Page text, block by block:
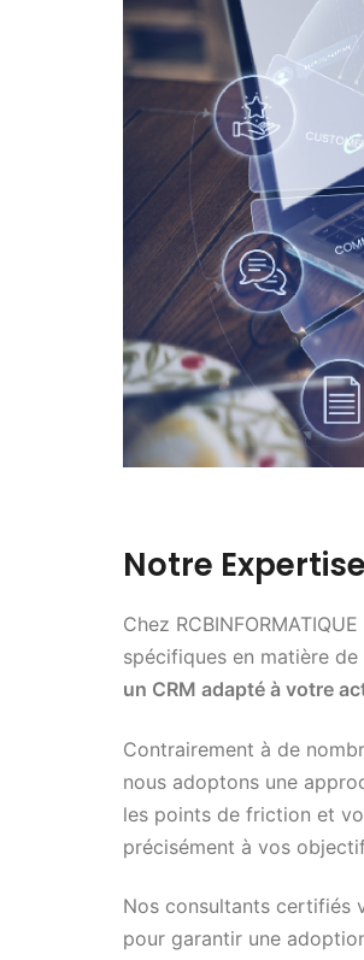
Notre
Chez
spécifiques en matière
un CRM adapté à votre
Contrairement à de
nous adoptons une
les points de friction et
précisément à vos
Nos consultants certifiés
pour garantir une